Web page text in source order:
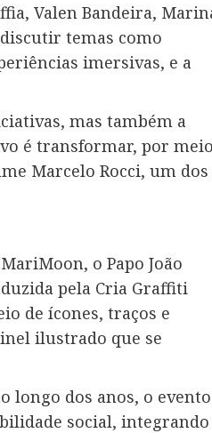
Valen Bandeira,
temas como
imersivas, e a
mas também a
é transformar, por meio
Marcelo Rocci, um dos
o Papo João
pela Cria Graffiti
de ícones, traços e
ilustrado que se
longo dos anos, o evento
social, integrando